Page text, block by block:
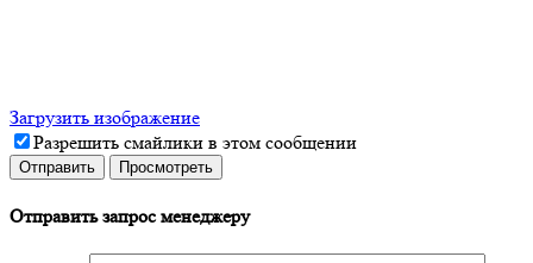
Загрузить изображение
Разрешить смайлики в этом сообщении
Отправить запрос менеджеру